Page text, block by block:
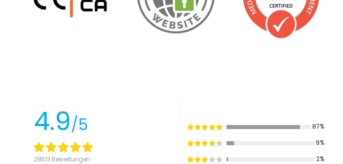
4.9/5
28613 Bewertungen
87%
9%
2%